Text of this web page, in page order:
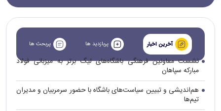
آخرین اخبار پربازدید ها پربحث ها
نشست معاونین فرهنگی باشگاه‌های لیگ برتر به میزبانی فولاد
مبارکه سپاهان
هم‌اندیشی و تبیین سیاست‌های باشگاه با حضور سرمربیان و مدیران
تیم‌ها